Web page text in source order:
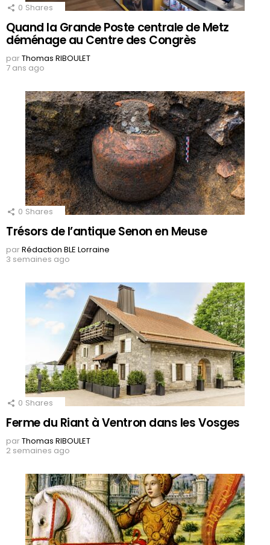
0 Shares
Quand la Grande Poste centrale de Metz
déménage au Centre des Congrès
parThomas RIBOULET
7 ans ago
0 Shares
Trésors de l’antique Senon en Meuse
parRédaction BLE Lorraine
3 semaines ago
0 Shares
Ferme du Riant à Ventron dans les Vosges
parThomas RIBOULET
2 semaines ago